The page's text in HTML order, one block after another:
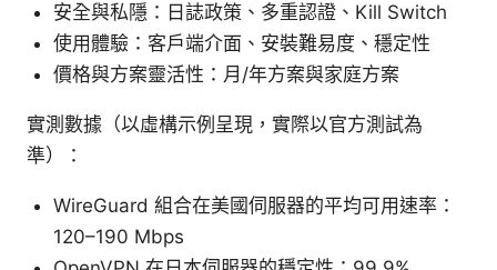
安全與私隱：日誌政策、多重認證、Kill Switch
使用體驗：客戶端介面、安裝難易度、穩定性
價格與方案靈活性：月/年方案與家庭方案
實測數據（以虛構示例呈現，實際以官方測試為
準）：
WireGuard 組合在美國伺服器的平均可用速率：
120–190 Mbps